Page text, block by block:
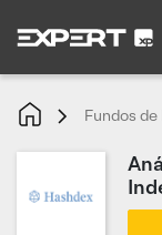
Fundos